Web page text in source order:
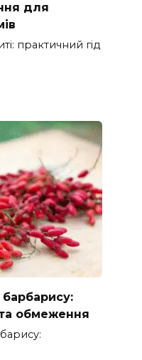
для
практичний гід
та обмеження